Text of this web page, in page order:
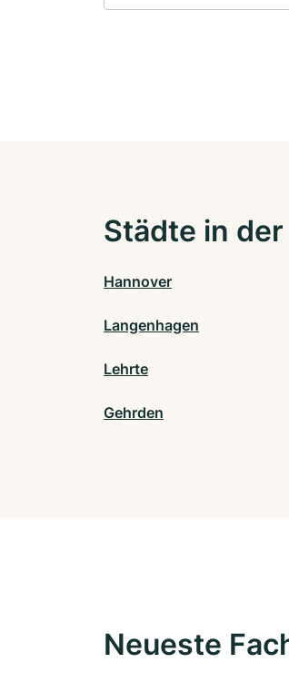
Städte in der
Hannover
Langenhagen
Lehrte
Gehrden
Neueste